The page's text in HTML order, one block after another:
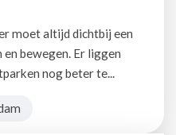
moet altijd dichtbij een
bewegen. Er liggen
nog beter te...